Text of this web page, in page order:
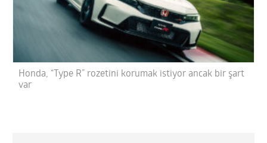
Honda, “Type R” rozetini korumak istiyor ancak bir şart
var